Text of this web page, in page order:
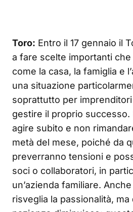
Toro: Entro il 17 gennaio il
a fare scelte importanti
come la casa, la famiglia e
una situazione
soprattutto per
gestire il proprio successo.
agire subito e non
metà del mese, poiché da
preverranno tensioni e
soci o collaboratori, in
un’azienda familiare.
risveglia la passionalità, ma